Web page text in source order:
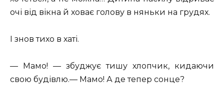
очі від вікна й ховає голову в няньки на грудях.
І знов тихо в хаті.
— Мамо! — збуджує тишу хлопчик, кидаючи
свою будівлю.— Мамо! А де тепер сонце?